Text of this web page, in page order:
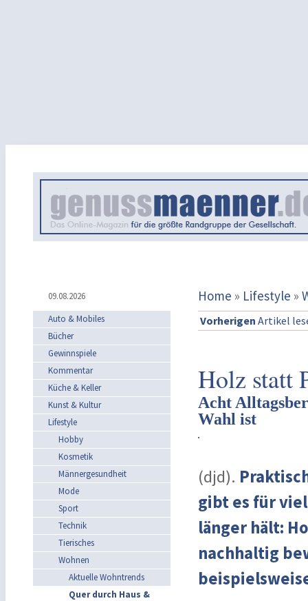
09.08.2026 Home » Lifestyle »
Auto & Mobiles
Bücher
Gewinnspiele
Kommentar
Küche & Keller
Kunst & Kultur
Lifestyle
Hobby
Kosmetik
Männergesundheit
Mode
Sport
Technik
Tierisches
Wohnen
Aktuelle Wohntrends
Quer durch Haus &
Vorherigen Artikel
Holz statt
Acht
Wahl ist
(djd).
gibt es für
länger hält:
nachhaltig